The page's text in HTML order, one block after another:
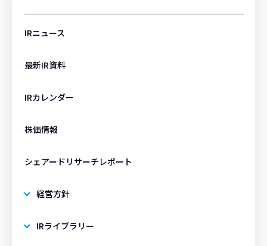
IRニュース
最新IR資料
IRカレンダー
株価情報
シェアードリサーチレポート
経営方針
IRライブラリー